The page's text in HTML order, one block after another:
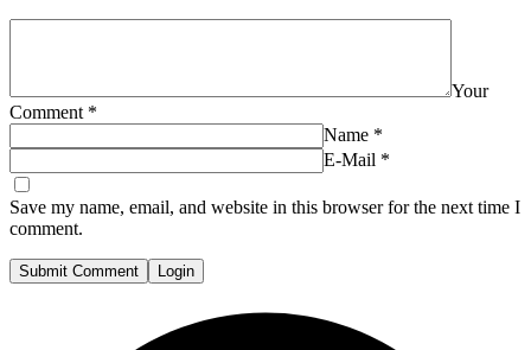
Your
Comment *
Name *
E-Mail *
Save my name, email, and website in this browser for the next time I
comment.
Submit Comment Login